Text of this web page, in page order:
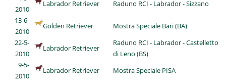
2010
Labrador Retriever
Raduno RCI - Labrador - Sizzano
13-6-
2010
Golden Retriever
Mostra Speciale Bari (BA)
22-5-
2010
Labrador Retriever
Raduno RCI - Labrador - Castelletto
di Leno (BS)
9-5-
2010
Labrador Retriever
Mostra Speciale PISA